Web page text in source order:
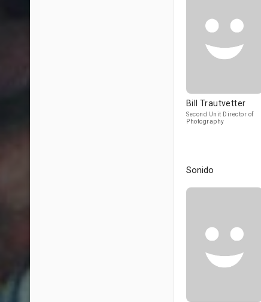
Bill Trautvetter
Second Unit Director of
Photography
Sonido